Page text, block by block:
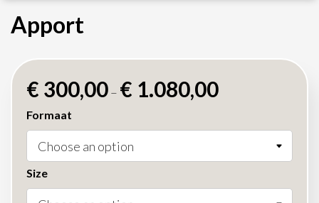
Apport
€ 300,00– € 1.080,00
Formaat
Size